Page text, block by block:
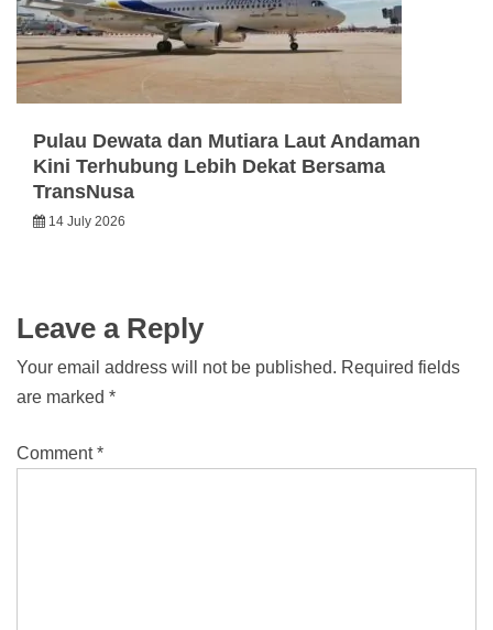
Pulau Dewata dan Mutiara Laut Andaman
Kini Terhubung Lebih Dekat Bersama
TransNusa
14 July 2026
Leave a Reply
Your email address will not be published. Required fields
are marked *
Comment*